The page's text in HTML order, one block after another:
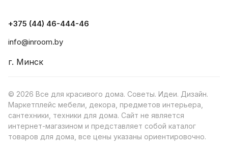
+375 (44) 46-444-46
info@inroom.by
г. Минск
© 2026 Все для красивого дома. Советы. Идеи. Дизайн.
Маркетплейс мебели, декора, предметов интерьера,
сантехники, техники для дома. Сайт не является
интернет-магазином и представляет собой каталог
товаров для дома, все цены указаны ориентировочно.